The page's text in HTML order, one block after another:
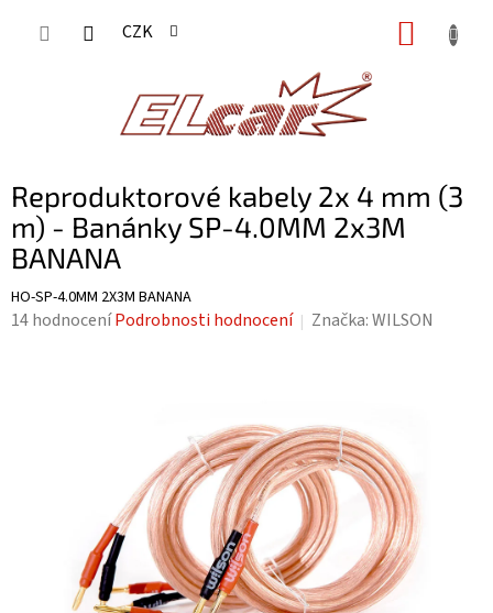
CZK
Reproduktorové kabely 2x 4 mm (3
m) - Banánky SP-4.0MM 2x3M
BANANA
HO-SP-4.0MM 2X3M BANANA
Průměrné
14 hodnoceníPodrobnosti hodnocení Značka:WILSON